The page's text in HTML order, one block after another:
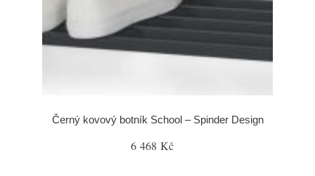
Černý kovový botník School – Spinder Design
6 468 Kč